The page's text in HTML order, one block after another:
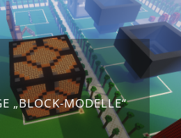
„BLOCK-MODELLE“